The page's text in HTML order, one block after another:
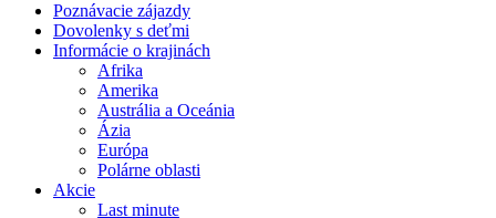
Poznávacie zájazdy
Dovolenky s deťmi
Informácie o krajinách
Afrika
Amerika
Austrália a Oceánia
Ázia
Európa
Polárne oblasti
Akcie
Last minute